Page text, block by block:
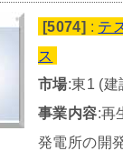
[5074] : テ
ス
市場:東1 (建
事業内容:再
発電所の開